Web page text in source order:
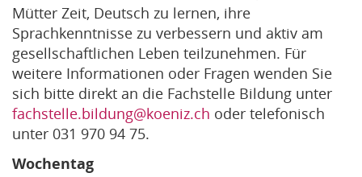
Mütter Zeit, Deutsch zu lernen, ihre
Sprachkenntnisse zu verbessern und aktiv am
gesellschaftlichen Leben teilzunehmen. Für
weitere Informationen oder Fragen wenden Sie
sich bitte direkt an die Fachstelle Bildung unter
fachstelle.bildung@koeniz.ch oder telefonisch
unter 031 970 94 75.
Wochentag